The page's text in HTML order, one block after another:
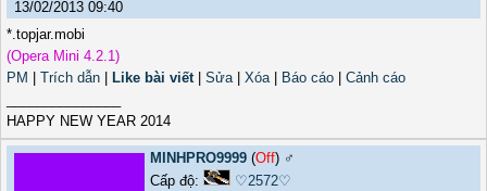
13/02/2013 09:40
*.topjar.mobi
(Opera Mini 4.2.1)
PM
Trích dẫn Like bài viết| Sửa| Xóa| Báo cáo
Cảnh cáo
HAPPY NEW YEAR 2014
MINHPRO9999 (Off) ♂️
Cấp độ:
♡2572♡